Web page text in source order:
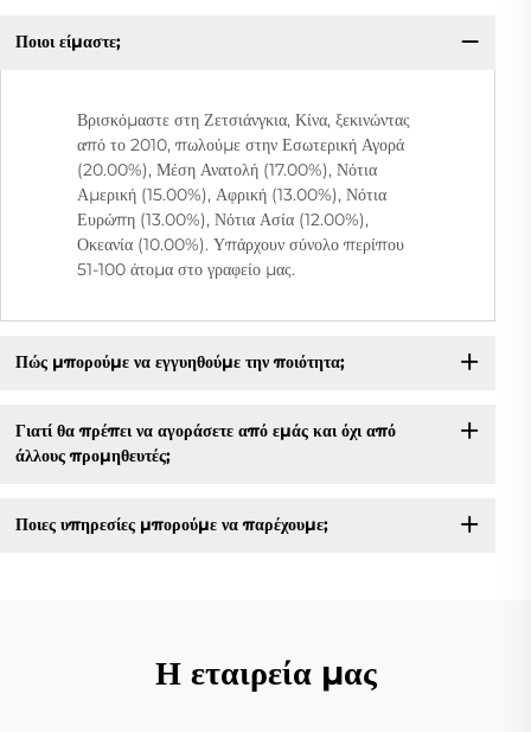
Ποιοι είμαστε;
Βρισκόμαστε στη Ζετσιάνγκια, Κίνα, ξεκινώντας
από το 2010, πωλούμε στην Εσωτερική Αγορά
(20.00%), Μέση Ανατολή (17.00%), Νότια
Αμερική (15.00%), Αφρική (13.00%), Νότια
Ευρώπη (13.00%), Νότια Ασία (12.00%),
Οκεανία (10.00%). Υπάρχουν σύνολο περίπου
51-100 άτομα στο γραφείο μας.
Πώς μπορούμε να εγγυηθούμε την ποιότητα;
Γιατί θα πρέπει να αγοράσετε από εμάς και όχι από
άλλους προμηθευτές;
Ποιες υπηρεσίες μπορούμε να παρέχουμε;
Η εταιρεία μας